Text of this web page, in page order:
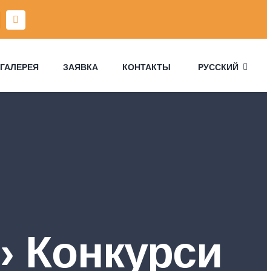
ГАЛЕРЕЯ ЗАЯВКА КОНТАКТЫ РУССКИЙ
› Конкурси